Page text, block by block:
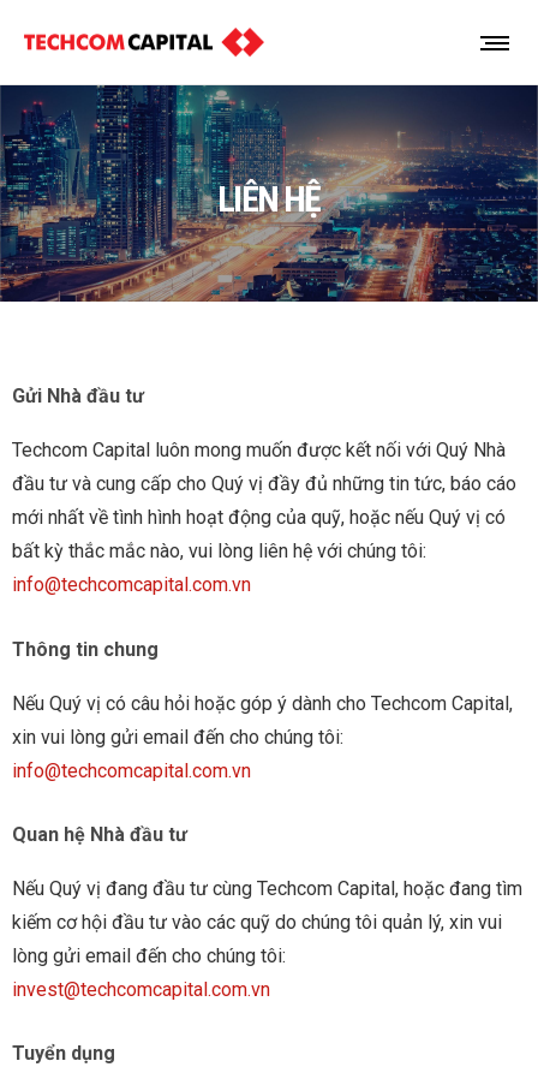
LIÊN HỆ
Gửi Nhà đầu tư
Techcom Capital luôn mong muốn được kết nối với Quý Nhà
đầu tư và cung cấp cho Quý vị đầy đủ những tin tức, báo cáo
mới nhất về tình hình hoạt động của quỹ, hoặc nếu Quý vị có
bất kỳ thắc mắc nào, vui lòng liên hệ với chúng tôi:
info@techcomcapital.com.vn
Thông tin chung
Nếu Quý vị có câu hỏi hoặc góp ý dành cho Techcom Capital,
xin vui lòng gửi email đến cho chúng tôi:
info@techcomcapital.com.vn
Quan hệ Nhà đầu tư
Nếu Quý vị đang đầu tư cùng Techcom Capital, hoặc đang tìm
kiếm cơ hội đầu tư vào các quỹ do chúng tôi quản lý, xin vui
lòng gửi email đến cho chúng tôi:
invest@techcomcapital.com.vn
Tuyển dụng